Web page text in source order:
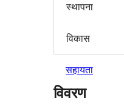
स्थापना
विकास
सहायता
विवरण